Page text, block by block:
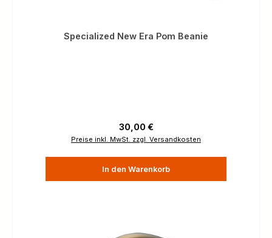
Specialized New Era Pom Beanie
Regulärer Preis:
30,00 €
Preise inkl. MwSt. zzgl. Versandkosten
In den Warenkorb